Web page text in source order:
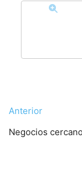
Anterior
Negocios